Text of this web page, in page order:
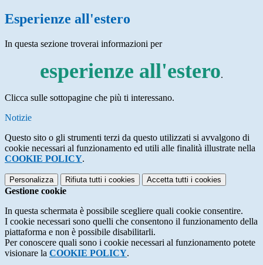
Esperienze all'estero
In questa sezione troverai informazioni per
esperienze all'estero.
Clicca sulle sottopagine che più ti interessano.
Notizie
Questo sito o gli strumenti terzi da questo utilizzati si avvalgono di
cookie necessari al funzionamento ed utili alle finalità illustrate nella
COOKIE POLICY.
Personalizza Rifiuta tutti i cookies Accetta tutti i cookies
Gestione cookie
In questa schermata è possibile scegliere quali cookie consentire.
I cookie necessari sono quelli che consentono il funzionamento della
piattaforma e non è possibile disabilitarli.
Per conoscere quali sono i cookie necessari al funzionamento potete
visionare la COOKIE POLICY.